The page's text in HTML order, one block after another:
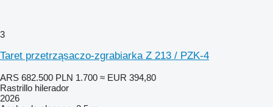
3
Taret przetrząsaczo-zgrabiarka Z 213 / PZK-4
ARS 682.500 PLN 1.700 ≈ EUR 394,80
Rastrillo hilerador
2026